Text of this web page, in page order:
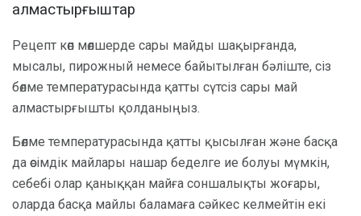
алмастырғыштар
Рецепт көп мөлшерде сары майды шақырғанда,
мысалы, пирожный немесе байытылған бәліште, сіз
бөлме температурасында қатты сүтсіз сары май
алмастырғышты қолданыңыз.
Бөлме температурасында қатты қысылған және басқа
да өсімдік майлары нашар беделге ие болуы мүмкін,
себебі олар қаныққан майға соншалықты жоғары,
оларда басқа майлы баламаға сәйкес келмейтін екі